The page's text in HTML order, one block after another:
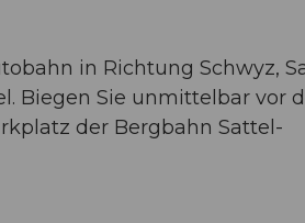
in Richtung Schwyz,
Biegen Sie unmittelbar vor
der Bergbahn Sattel-